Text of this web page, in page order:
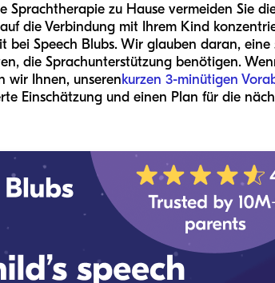
zu Hause vermeiden Sie
die Verbindung mit Ihrem Kind
Speech Blubs. Wir glauben daran,
die Sprachunterstützung benötigen.
wir Ihnen, unserenkurzen 3-minütigen
Einschätzung und einen Plan für die